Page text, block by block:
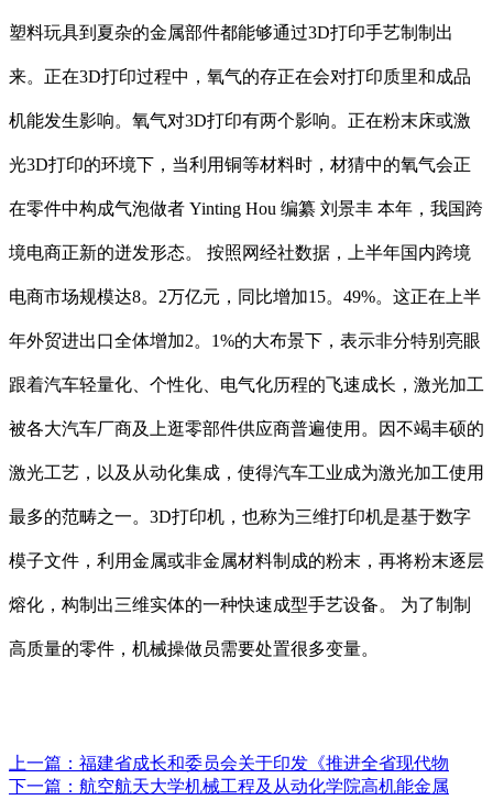
塑料玩具到夏杂的金属部件都能够通过3D打印手艺制制出
来。正在3D打印过程中，氧气的存正在会对打印质里和成品
机能发生影响。氧气对3D打印有两个影响。正在粉末床或激
光3D打印的环境下，当利用铜等材料时，材猜中的氧气会正
在零件中构成气泡做者 Yinting Hou 编纂 刘景丰 本年，我国跨
境电商正新的迸发形态。 按照网经社数据，上半年国内跨境
电商市场规模达8。2万亿元，同比增加15。49%。这正在上半
年外贸进出口全体增加2。1%的大布景下，表示非分特别亮眼
跟着汽车轻量化、个性化、电气化历程的飞速成长，激光加工
被各大汽车厂商及上逛零部件供应商普遍使用。因不竭丰硕的
激光工艺，以及从动化集成，使得汽车工业成为激光加工使用
最多的范畴之一。3D打印机，也称为三维打印机是基于数字
模子文件，利用金属或非金属材料制成的粉末，再将粉末逐层
熔化，构制出三维实体的一种快速成型手艺设备。 为了制制
高质量的零件，机械操做员需要处置很多变量。
上一篇： 福建省成长和委员会关于印发《推进全省现代物
下一篇： 航空航天大学机械工程及从动化学院高机能金属